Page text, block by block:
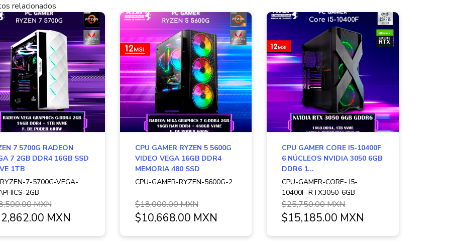
relacionados
7 5700G RADEON
7 2GB DDR4 16GB SSD
1TB
7-5700G-VEGA-
2GB
MXN
MXN
CPU GAMER RYZEN 5 5600G
VIDEO VEGA 16GB DDR4
MEMORIA 480 SSD
CPU-GAMER-RYZEN-5600G-2
$18,000.00 MXN
$10,668.00 MXN
CPU GAMER CORE I5-10400F
6 NÚCLEOS NVIDIA 3050 6GB
DDR6 1...
CPU-GAMER-CORE- I5-
10400F-RTX3050-6GB
$25,750.00 MXN
$15,185.00 MXN